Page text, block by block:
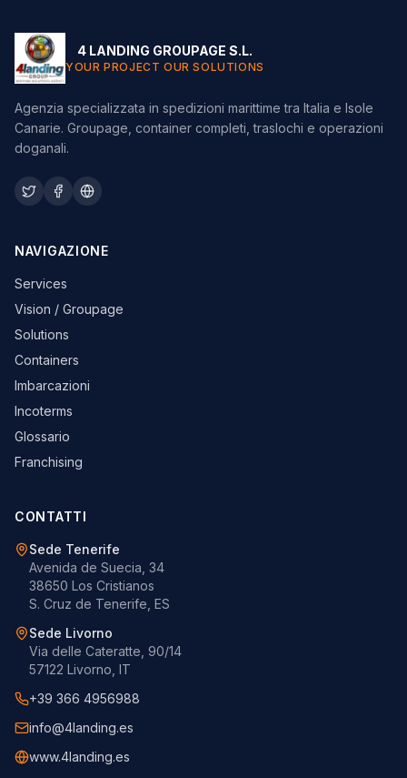
4 LANDING GROUPAGE S.L.
YOUR PROJECT OUR SOLUTIONS
Agenzia specializzata in spedizioni marittime tra Italia e Isole
Canarie. Groupage, container completi, traslochi e operazioni
doganali.
NAVIGAZIONE
Services
Vision / Groupage
Solutions
Containers
Imbarcazioni
Incoterms
Glossario
Franchising
CONTATTI
Sede Tenerife
Avenida de Suecia, 34
38650 Los Cristianos
S. Cruz de Tenerife, ES
Sede Livorno
Via delle Cateratte, 90/14
57122 Livorno, IT
+39 366 4956988
info@4landing.es
www.4landing.es